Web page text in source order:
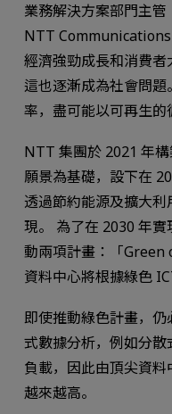
業務解決方案部門主管
NTT
經濟強勁成長和消費者
這也逐漸成為社會問
率，盡可能以可再生的
NTT 集團於 2021 年
願景為基礎，設下在
透過節約能源及擴大
現。 為了在 2030 年
動兩項計畫：「Green
資料中心將根據綠色
即使推動綠色計畫，
式數據分析，例如分
負載，因此由頂尖資
越來越高。